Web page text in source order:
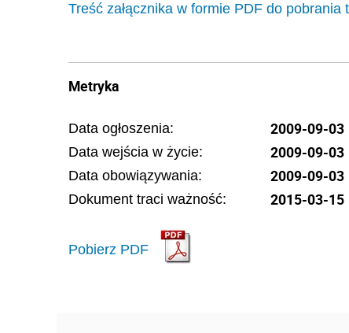
Treść załącznika w formie PDF do pobrania
Metryka
Data ogłoszenia: 2009-09-03
Data wejścia w życie: 2009-09-03
Data obowiązywania: 2009-09-03
Dokument traci ważność: 2015-03-15
Pobierz PDF